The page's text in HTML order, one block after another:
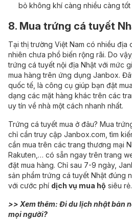
bỏ không khí càng nhiều càng
8. Mua trứng cá tuyết
Tại thị trường Việt Nam có nhiều địa
nhiên chưa phổ biến rộng rãi. Do
trứng cá tuyết nội địa Nhật với mức
mua hàng trên ứng dụng Janbox.
quốc tế, là công cụ giúp bạn đặt
dạng các mặt hàng khác trên các
uy tín về nhà một cách nhanh nhất.
Trứng cá tuyết mua ở đâu? Mua
chỉ cần truy cập Janbox.com, tìm
cần mua trên các trang thương mại
Rakuten,… có sẵn ngay trên trang
đặt mua hàng. Chỉ sau 7-9 ngày,
sản phẩm trứng cá tuyết Nhật đúng
với cước phí dịch vụ mua hộ siêu rẻ.
>> Xem thêm: Đi du lịch nhật bản
mọi người?